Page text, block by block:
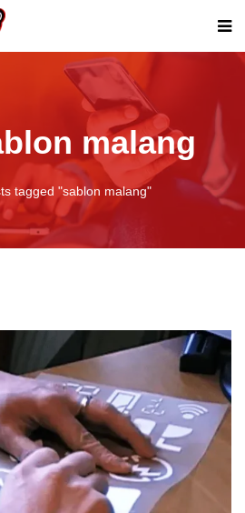
malang
tagged "sablon malang"